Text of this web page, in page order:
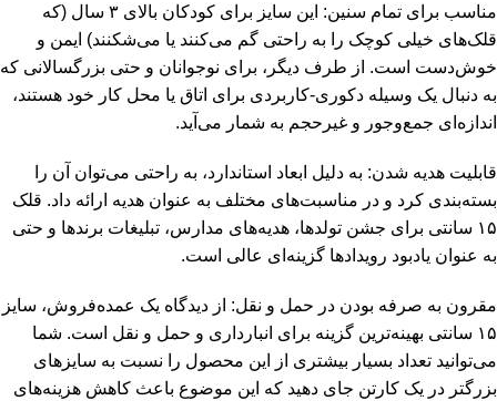
مناسب برای تمام سنین: این سایز برای کودکان بالای ۳ سال (که
قلک‌های خیلی کوچک را به راحتی گم می‌کنند یا می‌شکنند) ایمن و
خوش‌دست است. از طرف دیگر، برای نوجوانان و حتی بزرگسالانی که
به دنبال یک وسیله دکوری-کاربردی برای اتاق یا محل کار خود هستند،
اندازه‌ای جمع‌وجور و غیرحجم به شمار می‌آید.
قابلیت هدیه شدن: به دلیل ابعاد استاندارد، به راحتی می‌توان آن را
بسته‌بندی کرد و در مناسبت‌های مختلف به عنوان هدیه ارائه داد. قلک
۱۵ سانتی برای جشن تولدها، هدیه‌های مدارس، تبلیغات برندها و حتی
به عنوان یادبود رویدادها گزینه‌ای عالی است.
مقرون به صرفه بودن در حمل و نقل: از دیدگاه یک عمده‌فروش، سایز
۱۵ سانتی بهینه‌ترین گزینه برای انبارداری و حمل و نقل است. شما
می‌توانید تعداد بسیار بیشتری از این محصول را نسبت به سایزهای
بزرگتر در یک کارتن جای دهید که این موضوع باعث کاهش هزینه‌های